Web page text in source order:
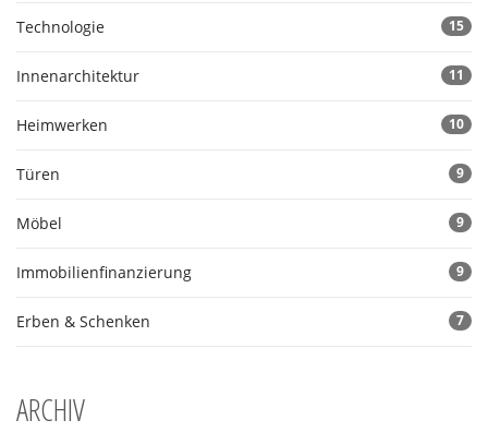
Technologie 15
Innenarchitektur 11
Heimwerken 10
Türen 9
Möbel 9
Immobilienfinanzierung 9
Erben & Schenken 7
ARCHIV